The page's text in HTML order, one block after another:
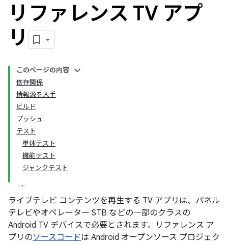
リファレンス TV アプ
リ
このページの内容
依存関係
情報源を入手
ビルド
プッシュ
テスト
単体テスト
機能テスト
ジャンクテスト
ライブテレビ コンテンツを再生する TV アプリは、パネル
テレビやオペレーター STB などの一部のクラスの
Android TV デバイスで必要とされます。リファレンス ア
プリのソースコードは Android オープンソース プロジェク